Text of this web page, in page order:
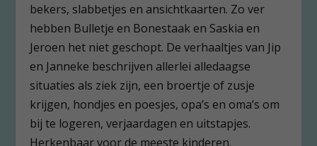
bekers, slabbetjes en ansichtkaarten. Zo ver
hebben Bulletje en Bonestaak en Saskia en
Jeroen het niet geschopt. De verhaaltjes van Jip
en Janneke beschrijven allerlei alledaagse
situaties als ziek zijn, een broertje of zusje
krijgen, hondjes en poesjes, opa’s en oma’s om
bij te logeren, verjaardagen en uitstapjes.
Herkenbaar voor de meeste kinderen.